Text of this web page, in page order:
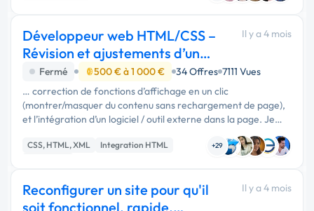
Développeur web HTML/CSS –
Révision et ajustements d’un
blog existant
Il y a 4 mois
Fermé 500 € à 1 000 € 34 Offres 7111 Vues
… correction de fonctions d’affichage en un clic
(montrer/masquer du contenu sans rechargement de page),
et l’intégration d’un logiciel / outil externe dans la page. Je
m’occupe du contenu et des éléments graphiques ; le rôle du
développeur est …
CSS, HTML, XML
Integration HTML
+29
Reconfigurer un site pour qu'il
soit fonctionnel, rapide,
Il y a 4 mois